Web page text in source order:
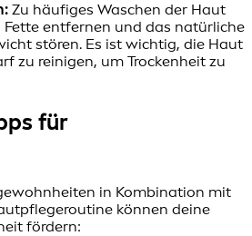
Zu häufiges Waschen der Haut
Fette entfernen und das natürliche
stören. Es ist wichtig, die Haut
zu reinigen, um Trockenheit zu
für
in Kombination mit
können deine
fördern: